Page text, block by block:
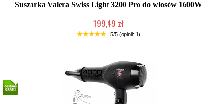
Suszarka Valera Swiss Light 3200 Pro do włosów 1600W
199,49 zł
Mała ilość (wysyłka w 24h)
5/5 (opinii: 1)